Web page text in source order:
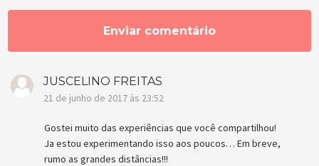
JUSCELINO FREITAS
21 de junho de 2017 às 23:52
Gostei muito das experiências que você compartilhou!
Ja estou experimentando isso aos poucos… Em breve,
rumo as grandes distâncias!!!